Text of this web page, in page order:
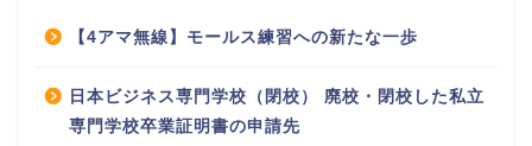
【4アマ無線】モールス練習への新たな一歩
日本ビジネス専門学校（閉校） 廃校・閉校した私立
専門学校卒業証明書の申請先